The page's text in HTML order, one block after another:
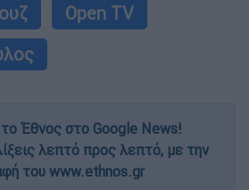
Open TV
Έθνος στο Google News!
λεπτό προς λεπτό, με την
του www.ethnos.gr